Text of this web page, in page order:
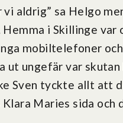
aldrig” sa Helgo
i Skillinge var
mobiltelefoner
ungefär var skutan
Sven tyckte allt att
Maries sida och